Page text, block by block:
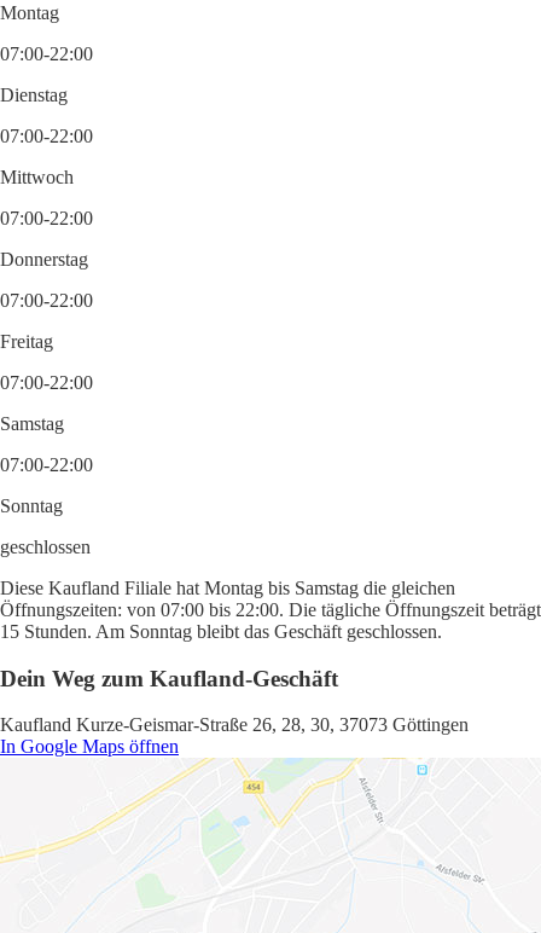
Montag
07:00-22:00
Dienstag
07:00-22:00
Mittwoch
07:00-22:00
Donnerstag
07:00-22:00
Freitag
07:00-22:00
Samstag
07:00-22:00
Sonntag
geschlossen
Diese Kaufland Filiale hat Montag bis Samstag die gleichen
Öffnungszeiten: von 07:00 bis 22:00. Die tägliche Öffnungszeit beträgt
15 Stunden. Am Sonntag bleibt das Geschäft geschlossen.
Dein Weg zum Kaufland-Geschäft
Kaufland Kurze-Geismar-Straße 26, 28, 30, 37073 Göttingen
In Google Maps öffnen